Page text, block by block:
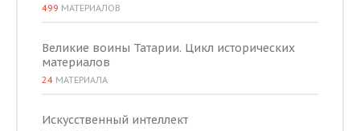
499 МАТЕРИАЛОВ
Великие воины Татарии. Цикл исторических
материалов
24 МАТЕРИАЛА
Искусственный интеллект